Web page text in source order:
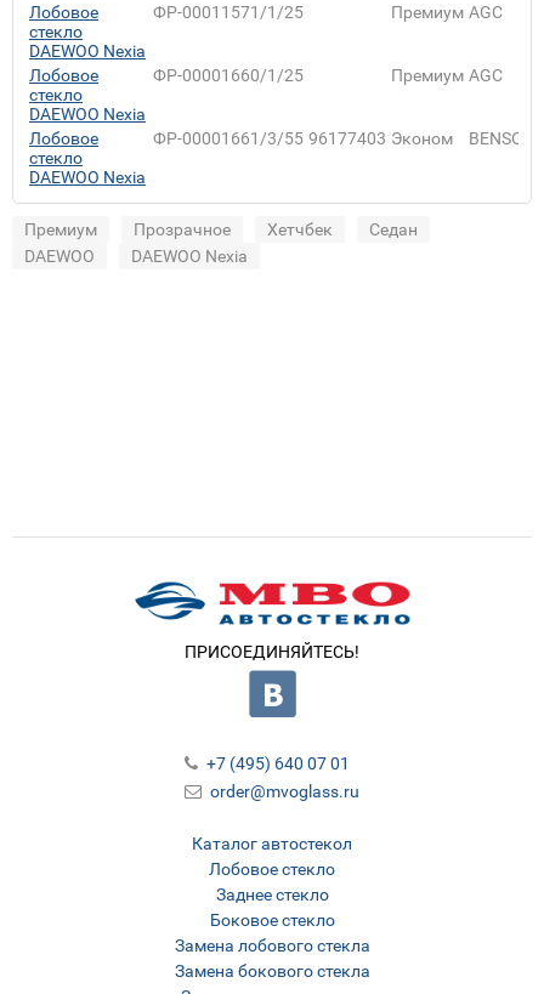
Лобовое
стекло
DAEWOO Nexia
ФР-00011571/1/25 Премиум AGC
Лобовое
стекло
DAEWOO Nexia
ФР-00001660/1/25 Премиум AGC
Лобовое
стекло
DAEWOO Nexia
ФР-00001661/3/55 96177403 Эконом BENSON
Премиум Прозрачное Хетчбек
Седан
DAEWOO
DAEWOO Nexia
ПРИСОЕДИНЯЙТЕСЬ!
Каталог автостекол
Лобовое стекло
Заднее стекло
Боковое стекло
Замена лобового стекла
Замена бокового стекла
+7 (495) 640 07 01
order@mvoglass.ru